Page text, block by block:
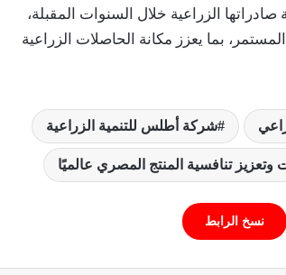
الزراعية خلال السنوات المقبلة،
بما يعزز مكانة الحاصلات الزراعية
شركة أطلس للتنمية الزراعية
وتعزيز تنافسية المنتج المصري عالميًا
نسخ الرابط
تباين أسعار الحديد وتراجع الأسمنت في
الأسواق المصرية اليوم السبت 1 أغسطس
2026
استقرار سعر الدولار أمام الجنيه المصري
اليوم السبت 1 أغسطس 2026